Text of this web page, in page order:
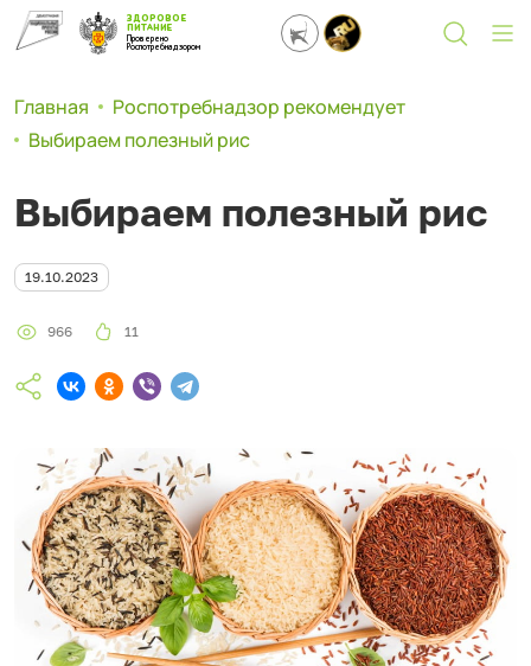
ЗДОРОВОЕ
ПИТАНИЕ
Проверено
Роспотребнадзором
Главная
Роспотребнадзор рекомендует
Выбираем полезный рис
Выбираем полезный рис
19.10.2023
966 11